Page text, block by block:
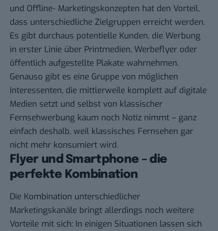
und Offline- Marketingskonzepten hat den Vorteil,
dass unterschiedliche Zielgruppen erreicht werden.
Es gibt durchaus potentielle Kunden, die Werbung
in erster Linie über Printmedien, Werbeflyer oder
öffentlich aufgestellte Plakate wahrnehmen.
Genauso gibt es eine Gruppe von möglichen
Interessenten, die mittlerweile komplett auf digitale
Medien setzt und selbst von klassischer
Fernsehwerbung kaum noch Notiz nimmt – ganz
einfach deshalb, weil klassisches Fernsehen gar
nicht mehr konsumiert wird.
Flyer und Smartphone – die
perfekte Kombination
Die Kombination unterschiedlicher
Marketingskanäle bringt allerdings noch weitere
Vorteile mit sich: In einigen Situationen lassen sich